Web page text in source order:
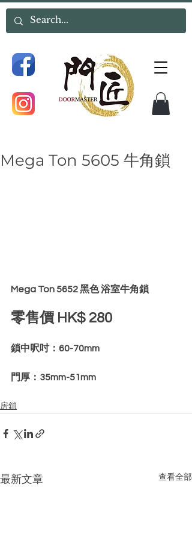
Mega Ton 5605 牛角鎖
Mega Ton 5652 黑色 浴室牛角鎖
零售價 HK$ 280
鎖中呎吋：60-70mm
門厚：35mm-51mm
房鎖
最新文章 查看全部